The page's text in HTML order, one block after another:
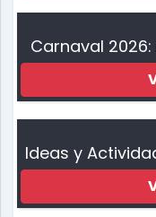
Carnaval
Ideas y